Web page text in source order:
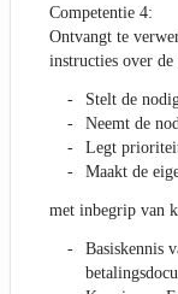
Competentie 4:
Ontvangt te
instructies over
Stelt de
Neemt de
Legt
Maakt de
met inbegrip van
Basiskennis